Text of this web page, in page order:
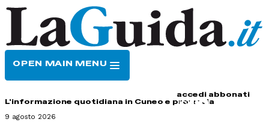
OPEN MAIN MENU
accedi abbonati
L'informazione quotidiana in Cuneo e provincia
9 agosto 2026